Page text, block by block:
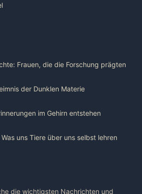
Frauen, die die Forschung prägten
der Dunklen Materie
im Gehirn entstehen
uns Tiere über uns selbst lehren
die wichtigsten Nachrichten und